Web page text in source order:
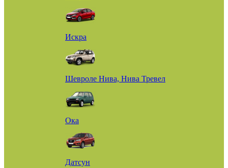
Искра
Шевроле Нива, Нива Тревел
Ока
Датсун